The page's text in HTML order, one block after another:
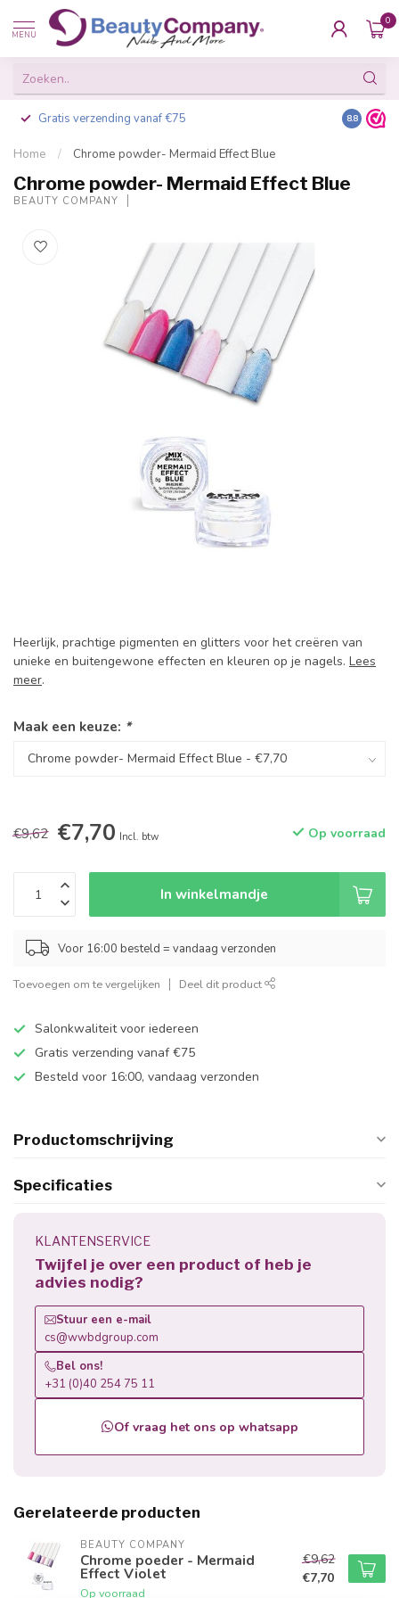
MENU
0
Gratis verzending vanaf €75 Besteld
8.8
Home / Chrome powder- Mermaid Effect Blue
Chrome powder- Mermaid Effect Blue
BEAUTY COMPANY
Heerlijk, prachtige pigmenten en glitters voor het creëren van
unieke en buitengewone effecten en kleuren op je nagels. Lees
meer.
Maak een keuze: *
€9,62 €7,70 Incl. btw Op voorraad
In winkelmandje
Voor 16:00 besteld = vandaag verzonden
Toevoegen om te vergelijken Deel dit product
Salonkwaliteit voor iedereen
Gratis verzending vanaf €75
Besteld voor 16:00, vandaag verzonden
Productomschrijving
Specificaties
KLANTENSERVICE
Twijfel je over een product of heb je
advies nodig?
Stuur een e-mail
cs@wwbdgroup.com
Bel ons!
+31 (0)40 254 75 11
Of vraag het ons op whatsapp
Gerelateerde producten
BEAUTY COMPANY
Chrome poeder - Mermaid
Effect Violet
Op voorraad
€9,62
€7,70